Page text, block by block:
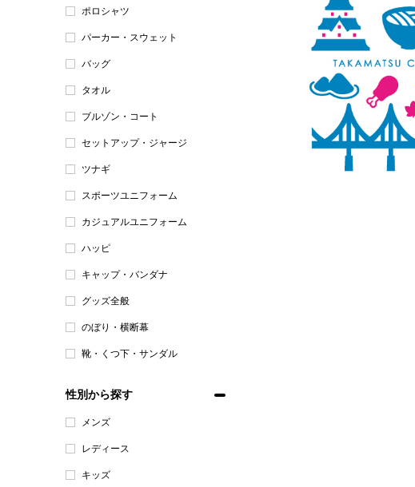
ポロシャツ
パーカー・スウェット
バッグ
タオル
ブルゾン・コート
セットアップ・ジャージ
ツナギ
スポーツユニフォーム
カジュアルユニフォーム
ハッピ
キャップ・バンダナ
グッズ全般
のぼり・横断幕
靴・くつ下・サンダル
性別から探す
メンズ
レディース
キッズ